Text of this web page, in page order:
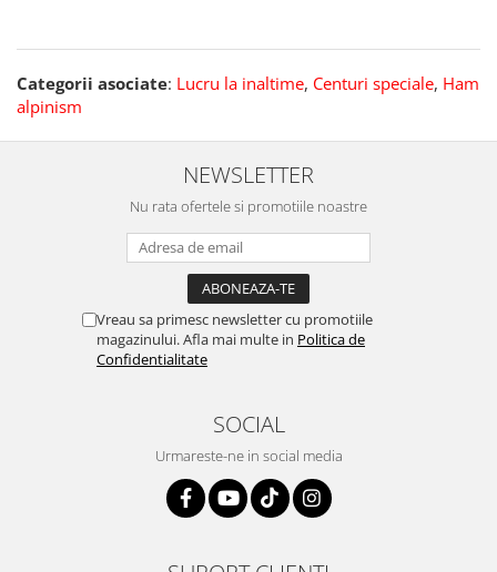
Categorii asociate: Lucru la inaltime, Centuri speciale, Ham
alpinism
NEWSLETTER
Nu rata ofertele si promotiile noastre
Vreau sa primesc newsletter cu promotiile
magazinului. Afla mai multe in Politica de
Confidentialitate
SOCIAL
Urmareste-ne in social media